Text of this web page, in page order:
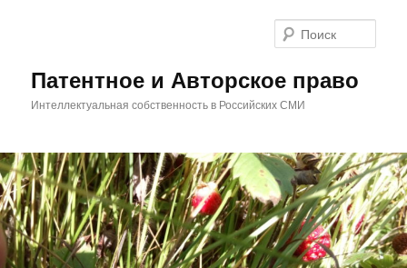
Патентное и Авторское право
Интеллектуальная собственность в Российских СМИ